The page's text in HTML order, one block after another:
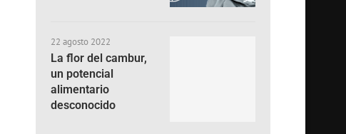
22 agosto 2022
La flor del cambur,
un potencial
alimentario
desconocido